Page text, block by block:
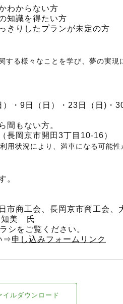
わからない方
知識を得たい方
きりしたプランが未定の方
る様々なことを学び、夢の実現
9日（日）・23日（日)・30
もない方。
岡京市開田3丁目10-16）
用状況により、満車になる可能性
。
工会、長岡京市商工会、大
美 氏
をご覧ください。
⇒申し込みフォームリンク
イルダウンロード